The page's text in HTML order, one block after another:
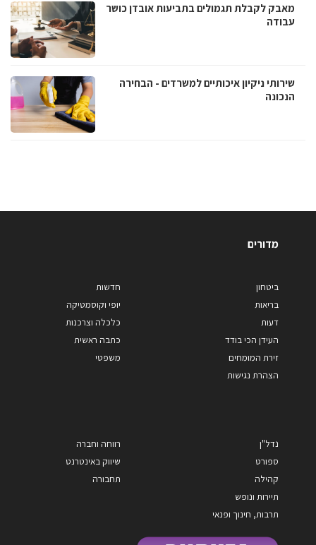
מאבק לקבלת תגמולים בתביעות אובדן כושר
עבודה
שירותי ניקיון איכותיים למשרדים - הבחירה
הנכונה
מדורים
ביטחון
בריאות
דעות
העידן הכי בודד
זירת המומחים
הצהרת נגישות
חדשות
יופי וקוסמטיקה
כלכלה וצרכנות
כתבה ראשית
משפטי
נדל"ן
ספורט
קהילה
תיירות ונופש
תרבות, חינוך ופנאי
רווחה וחברה
שיווק באינטרנט
תחבורה